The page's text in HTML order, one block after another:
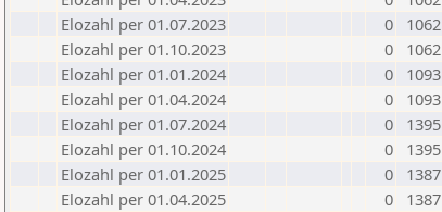
Elozahl per 01.07.2023
0
1062
Elozahl per 01.10.2023
0
1062
Elozahl per 01.01.2024
0
1093
Elozahl per 01.04.2024
0
1093
Elozahl per 01.07.2024
0
1395
Elozahl per 01.10.2024
0
1395
Elozahl per 01.01.2025
0
1387
Elozahl per 01.04.2025
0 1387